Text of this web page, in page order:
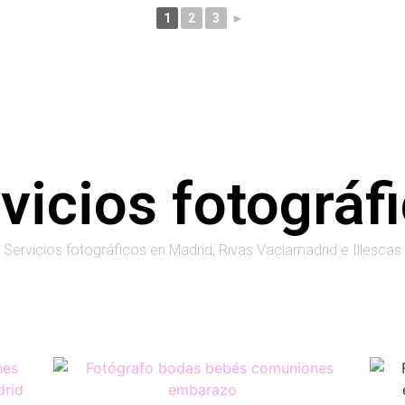
1 2 3 ►
Servicios fotográficos en Madrid, Rivas Vaciamadrid e Illescas